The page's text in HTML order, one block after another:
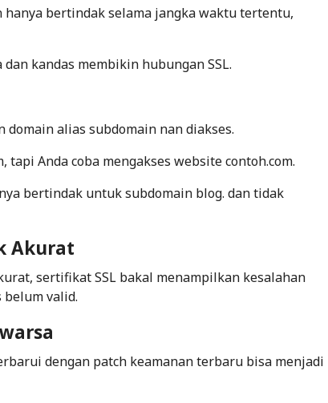
bertindak selama jangka waktu tertentu,
kandas membikin hubungan SSL.
alias subdomain nan diakses.
Anda coba mengakses website contoh.com.
bertindak untuk subdomain blog. dan tidak
Akurat
sertifikat SSL bakal menampilkan kesalahan
valid.
dengan patch keamanan terbaru bisa menjadi